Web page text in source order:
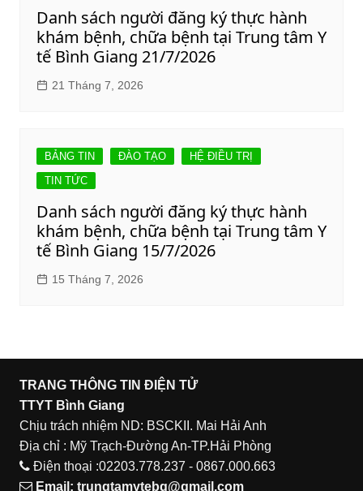
Danh sách người đăng ký thực hành
khám bệnh, chữa bệnh tại Trung tâm Y
tế Bình Giang 21/7/2026
21 Tháng 7, 2026
BẢNG TIN ĐÀO TẠO
HỆ ĐIỀU TRỊ
TIN TỨC
Danh sách người đăng ký thực hành
khám bệnh, chữa bệnh tại Trung tâm Y
tế Bình Giang 15/7/2026
15 Tháng 7, 2026
TRANG THÔNG TIN ĐIỆN TỬ
TTYT Bình Giang
Chịu trách nhiệm ND: BSCKII. Mai Hải Anh
Địa chỉ : Mỹ Trạch-Đường An-TP.Hải Phòng
Điện thoại :02203.778.237 - 0867.000.663
Email: trungtamytebg@gmail.com